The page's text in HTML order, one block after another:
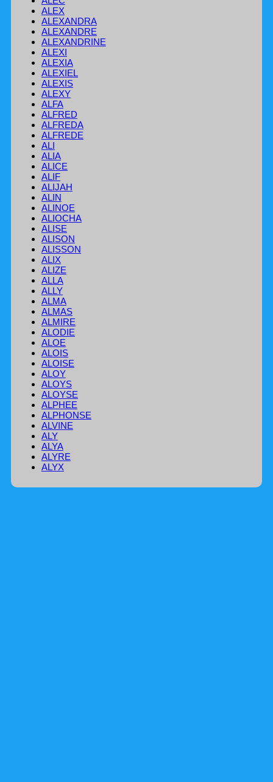
ALEX
ALEXANDRA
ALEXANDRE
ALEXANDRINE
ALEXI
ALEXIA
ALEXIEL
ALEXIS
ALEXY
ALFA
ALFRED
ALFREDA
ALFREDE
ALI
ALIA
ALICE
ALIF
ALIJAH
ALIN
ALINOE
ALIOCHA
ALISE
ALISON
ALISSON
ALIX
ALIZE
ALLA
ALLY
ALMA
ALMAS
ALMIRE
ALODIE
ALOE
ALOIS
ALOISE
ALOY
ALOYS
ALOYSE
ALPHEE
ALPHONSE
ALVINE
ALY
ALYA
ALYRE
ALYX